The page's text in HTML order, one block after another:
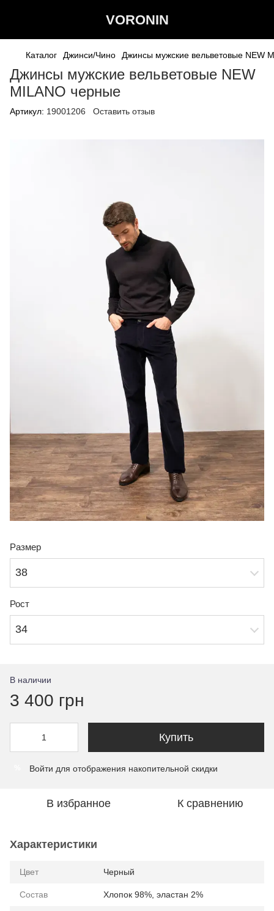
VORONIN
Каталог Джинси/Чино Джинсы мужские вельветовые NEW
Джинсы мужские вельветовые NEW
MILANO черные
Артикул: 19001206 Оставить отзыв
Размер
38
Рост
34
В наличии
3 400 грн
Купить
Войти для отображения накопительной скидки
В избранное К сравнению
Характеристики
Цвет Черный
Состав Хлопок 98%, эластан 2%